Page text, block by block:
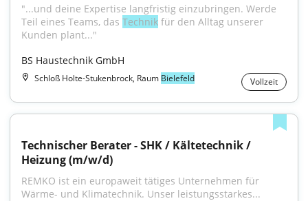
"...und deine Expertise langfristig einzubringen. Werde
Teil eines Teams, das Technik für den Alltag unserer
Kunden plant..."
BS Haustechnik GmbH
Schloß Holte-Stukenbrock, Raum Bielefeld Vollzeit
Technischer Berater - SHK / Kältetechnik /
Heizung (m/w/d)
REMKO ist ein europaweit tätiges Unternehmen für
Wärme- und Klimatechnik. Unser leistungsstarkes...